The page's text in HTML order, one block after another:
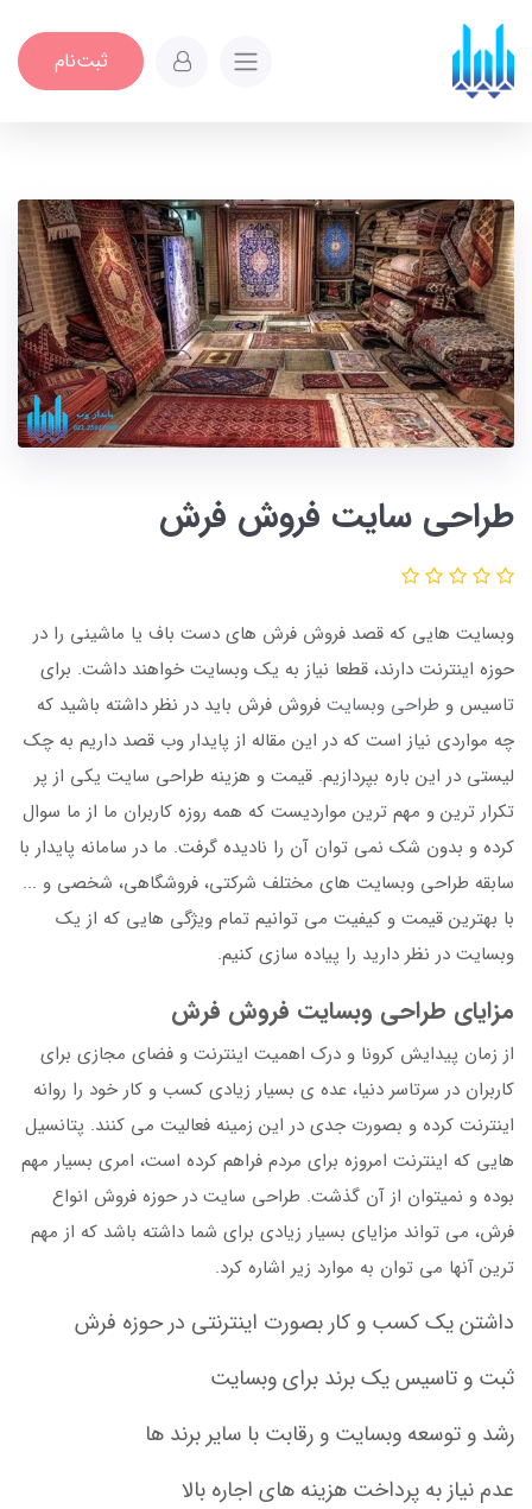
ثبت‌نام
طراحی سایت فروش فرش
وبسایت هایی که قصد فروش فرش های دست باف یا ماشینی را در
حوزه اینترنت دارند، قطعا نیاز به یک وبسایت خواهند داشت. برای
تاسیس و طراحی وبسایت فروش فرش باید در نظر داشته باشید که
چه مواردی نیاز است که در این مقاله از پایدار وب قصد داریم به چک
لیستی در این باره بپردازیم. قیمت و هزینه طراحی سایت یکی از پر
تکرار ترین و مهم ترین مواردیست که همه روزه کاربران ما از ما سوال
کرده و بدون شک نمی توان آن را نادیده گرفت. ما در سامانه پایدار با
سابقه طراحی وبسایت های مختلف شرکتی، فروشگاهی، شخصی و ...
با بهترین قیمت و کیفیت می توانیم تمام ویژگی هایی که از یک
وبسایت در نظر دارید را پیاده سازی کنیم.
مزایای طراحی وبسایت فروش فرش
از زمان پیدایش کرونا و درک اهمیت اینترنت و فضای مجازی برای
کاربران در سرتاسر دنیا، عده ی بسیار زیادی کسب و کار خود را روانه
اینترنت کرده و بصورت جدی در این زمینه فعالیت می کنند. پتانسیل
هایی که اینترنت امروزه برای مردم فراهم کرده است، امری بسیار مهم
بوده و نمیتوان از آن گذشت. طراحی سایت در حوزه فروش انواع
فرش، می تواند مزایای بسیار زیادی برای شما داشته باشد که از مهم
ترین آنها می توان به موارد زیر اشاره کرد.
داشتن یک کسب و کار بصورت اینترنتی در حوزه فرش
ثبت و تاسیس یک برند برای وبسایت
رشد و توسعه وبسایت و رقابت با سایر برند ها
عدم نیاز به پرداخت هزینه های اجاره بالا